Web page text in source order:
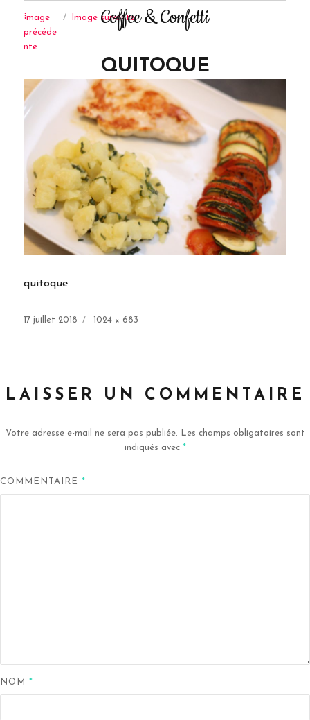
Coffee & Confetti
Image
précéde
nte
Image suivante
QUITOQUE
quitoque
Publié
17 juillet 2018
Taille
1024 × 683
LAISSER UN COMMENTAIRE
Votre adresse e-mail ne sera pas publiée.
Les champs obligatoires sont
indiqués avec *
COMMENTAIRE *
NOM *